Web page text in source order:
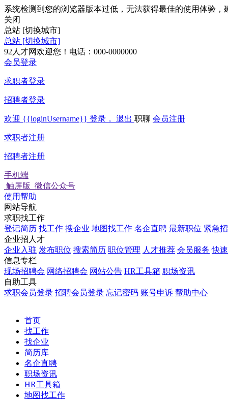
系统检测到您的浏览器版本过低，无法获得最佳的使用体验，
关闭
总站 [切换城市]
总站 [切换城市]
92人才网欢迎您！电话：000-0000000
会员登录
求职者登录
招聘者登录
欢迎 {{loginUsername}} 登录， 退出 职聊 会员注册
求职者注册
招聘者注册
手机端
触屏版 微信公众号
使用帮助
网站导航
求职找工作
登记简历 找工作 搜企业 地图找工作 名企直聘 最新职位 紧急
企业招人才
企业入驻 发布职位 搜索简历 职位管理 人才推荐 会员服务 快
信息专栏
现场招聘会 网络招聘会 网站公告 HR工具箱 职场资讯
自助工具
求职会员登录 招聘会员登录 忘记密码 账号申诉 帮助中心
首页
找工作
找企业
简历库
名企直聘
职场资讯
HR工具箱
地图找工作